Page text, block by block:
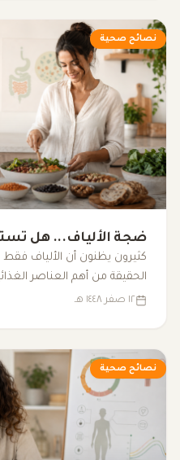
نصائح صحية
ضجة الألياف... هل
كثيرون يظنون أن الألياف
الحقيقة من أهم العناصر
الدم والبكتيريا النافعة.
١٢ صفر ١٤٤٨ هـ
نصائح صحية